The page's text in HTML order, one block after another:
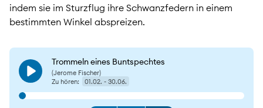
indem sie im Sturzflug ihre Schwanzfedern in einem
bestimmten Winkel abspreizen.
Play
Trommeln eines Buntspechtes
(Jerome Fischer)
Zu hören:
01.02. - 30.06.